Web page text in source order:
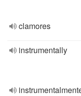
clamores
instrumentally